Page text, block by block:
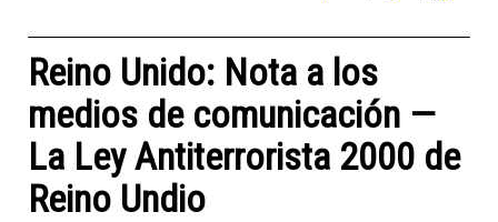
Reino Unido: Nota a los
medios de comunicación —
La Ley Antiterrorista 2000 de
Reino Undio